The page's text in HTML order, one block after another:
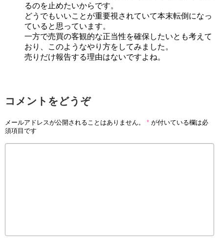
るのを止めたいからです。
どうでもいいことが重要視されていて本末転倒になっ
ていると思っています。
一方で売買の客観的な正当性を確保したいとも考えて
おり、このようなやり方をしてみました。
売りだけ報告する理由はないですよね。
コメントをどうぞ
メールアドレスが公開されることはありません。 * が付いている欄は必
須項目です